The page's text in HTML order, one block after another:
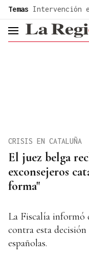
common.go-to-content
Temas Intervención
header.menu.open
El juez belga
exconsejeros
forma"
CRISIS EN CATALUÑA
La Fiscalía informó
contra esta
españolas.